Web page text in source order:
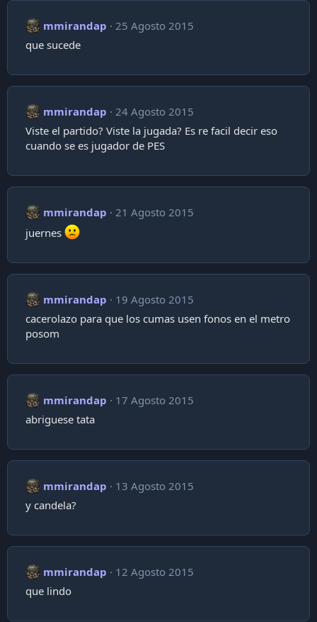
mmirandap
25 Agosto 2015
que sucede
mmirandap
24 Agosto 2015
Viste el partido? Viste la jugada? Es re facil decir eso
cuando se es jugador de PES
mmirandap
21 Agosto 2015
juernes
mmirandap
19 Agosto 2015
cacerolazo para que los cumas usen fonos en el metro
posom
mmirandap
17 Agosto 2015
abriguese tata
mmirandap
13 Agosto 2015
y candela?
mmirandap
12 Agosto 2015
que lindo